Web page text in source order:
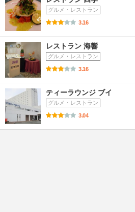
グルメ・レストラン
3.16
レストラン 海響
グルメ・レストラン
3.16
ティーラウンジ ブイ
グルメ・レストラン
3.04